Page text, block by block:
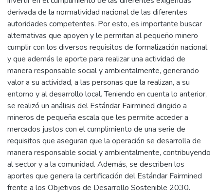
derivada de la normatividad nacional de las diferentes
autoridades competentes. Por esto, es importante buscar
alternativas que apoyen y le permitan al pequeño minero
cumplir con los diversos requisitos de formalización nacional
y que además le aporte para realizar una actividad de
manera responsable social y ambientalmente, generando
valor a su actividad, a las personas que la realizan, a su
entorno y al desarrollo local. Teniendo en cuenta lo anterior,
se realizó un análisis del Estándar Fairmined dirigido a
mineros de pequeña escala que les permite acceder a
mercados justos con el cumplimiento de una serie de
requisitos que aseguran que la operación se desarrolla de
manera responsable social y ambientalmente, contribuyendo
al sector y a la comunidad. Además, se describen los
aportes que genera la certificación del Estándar Fairmined
frente a los Objetivos de Desarrollo Sostenible 2030.